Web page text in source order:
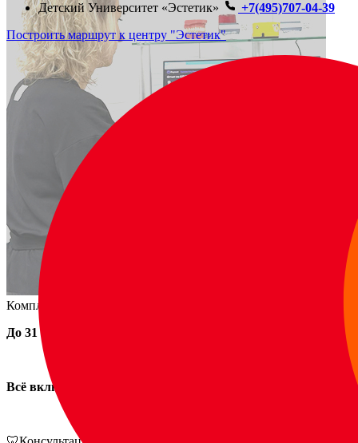
Комплексное обследование зубов с применением ИИ!
До 31 августа
Всё включено:
Детский Университет «Эстетик»
+7(495)707-04-39
Построить маршрут к центру "Эстетик"